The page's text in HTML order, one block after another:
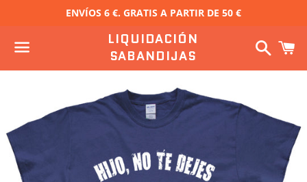
ENVÍOS 6 €. GRATIS A PARTIR DE 50 €
Menú
LIQUIDACIÓN
SABANDIJAS